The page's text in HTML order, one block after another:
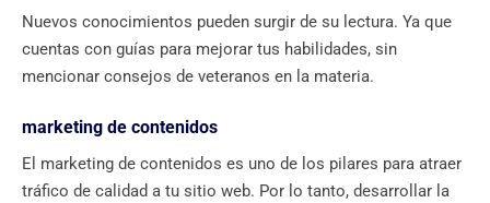
Nuevos conocimientos pueden surgir de su lectura. Ya que
cuentas con guías para mejorar tus habilidades, sin
mencionar consejos de veteranos en la materia.
marketing de contenidos
El marketing de contenidos es uno de los pilares para atraer
tráfico de calidad a tu sitio web. Por lo tanto, desarrollar la